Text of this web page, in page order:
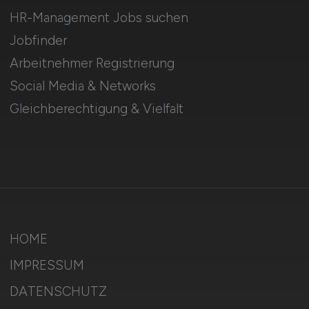
HR-Management Jobs suchen
Jobfinder
Arbeitnehmer Registrierung
Social Media & Networks
Gleichberechtigung & Vielfalt
HOME
IMPRESSUM
DATENSCHUTZ